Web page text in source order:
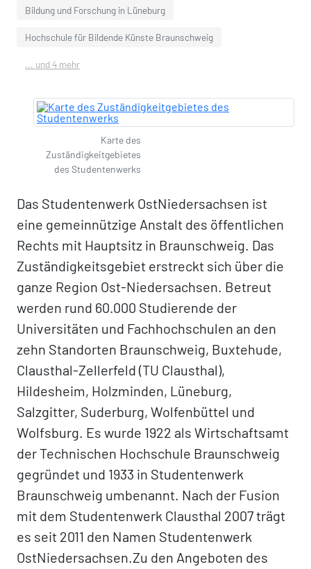
Bildung und Forschung in Lüneburg
Hochschule für Bildende Künste Braunschweig
... und 4 mehr
Karte des
Zuständigkeitgebietes
des Studentenwerks
Das Studentenwerk OstNiedersachsen ist
eine gemeinnützige Anstalt des öffentlichen
Rechts mit Hauptsitz in Braunschweig. Das
Zuständigkeitsgebiet erstreckt sich über die
ganze Region Ost-Niedersachsen. Betreut
werden rund 60.000 Studierende der
Universitäten und Fachhochschulen an den
zehn Standorten Braunschweig, Buxtehude,
Clausthal-Zellerfeld (TU Clausthal),
Hildesheim, Holzminden, Lüneburg,
Salzgitter, Suderburg, Wolfenbüttel und
Wolfsburg. Es wurde 1922 als Wirtschaftsamt
der Technischen Hochschule Braunschweig
gegründet und 1933 in Studentenwerk
Braunschweig umbenannt. Nach der Fusion
mit dem Studentenwerk Clausthal 2007 trägt
es seit 2011 den Namen Studentenwerk
OstNiedersachsen.Zu den Angeboten des